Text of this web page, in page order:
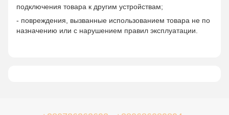
подключения товара к другим устройствам;
- повреждения, вызванные использованием товара не по
назначению или с нарушением правил эксплуатации.